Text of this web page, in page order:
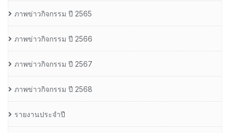
ภาพข่าวกิจกรรม ปี 2565
ภาพข่าวกิจกรรม ปี 2566
ภาพข่าวกิจกรรม ปี 2567
ภาพข่าวกิจกรรม ปี 2568
รายงานประจำปี